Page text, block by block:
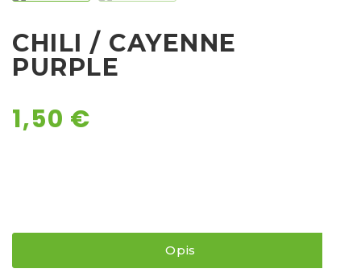
Ostalo sjeme
CHILI / CAYENNE
PURPLE
1,50 €
Opis